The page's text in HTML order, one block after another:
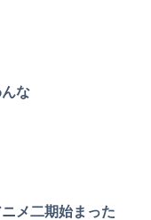
な
メ二期始まった